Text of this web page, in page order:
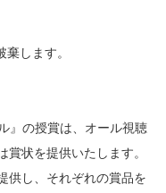
します。
』の授賞は、オール視聴
状を提供いたします。
供し、それぞれの賞品を